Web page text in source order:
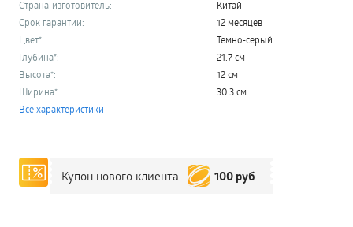
Страна-изготовитель:
Китай
Срок гарантии:
12 месяцев
Цвет*:
Темно-серый
Глубина*:
21.7 см
Высота*:
12 см
Ширина*:
30.3 см
Все характеристики
Купон нового клиента 100 руб